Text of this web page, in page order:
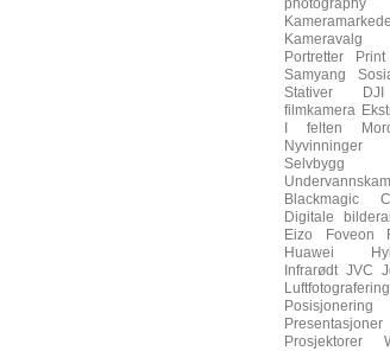
Kameravalg
Portretter
Print
Samyang
Stativer
DJI
filmkamera
I felten
Nyvinninger
Selvbygg
Blackmagic
Digitale
Eizo
Foveon
Huawei
Infrarødt JVC
Luftfotografering
Posisjonering
Presentasjoner
Prosjektorer